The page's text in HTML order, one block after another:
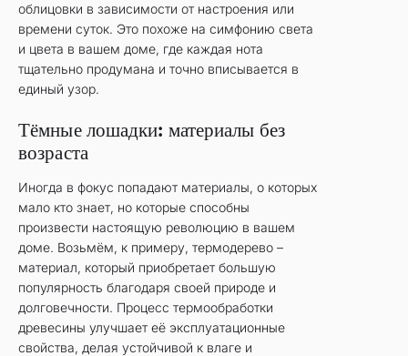
облицовки в зависимости от настроения или
времени суток. Это похоже на симфонию света
и цвета в вашем доме, где каждая нота
тщательно продумана и точно вписывается в
единый узор.
Тёмные лошадки: материалы без
возраста
Иногда в фокус попадают материалы, о которых
мало кто знает, но которые способны
произвести настоящую революцию в вашем
доме. Возьмём, к примеру, термодерево –
материал, который приобретает большую
популярность благодаря своей природе и
долговечности. Процесс термообработки
древесины улучшает её эксплуатационные
свойства, делая устойчивой к влаге и